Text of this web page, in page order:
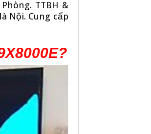
TTBH &
Nội. Cung cấp